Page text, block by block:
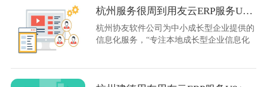
象逐渐深入，以及根据这个企业所处的行杭州服务很周到用友云ERP服务U8+CLOUD
杭州协友软件公司为中小成长型企业提供的
信息化服务，“专注本地成长型企业信息化